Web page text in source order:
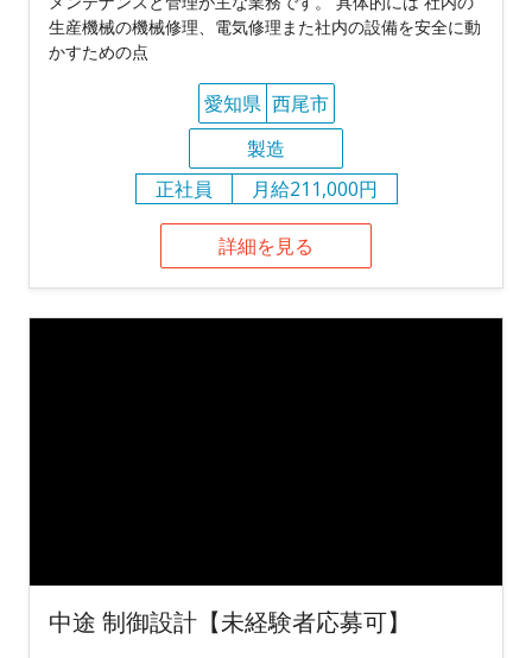
生産機械の機械修理、電気修理また社内の設備を安全に動
かすための点
愛知県 西尾市
製造
正社員
月給211,000円
詳細を見る
中途 制御設計【未経験者応募可】